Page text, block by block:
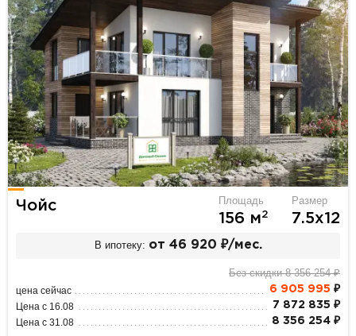
Чойс Площадь
156 м2
Размер
7.5х12
В ипотеку: от 46 920 ₽/мес.
Без скидки 8 356 254 ₽
цена сейчас 6 905 995 ₽
Цена с 16.08 7 872 835 ₽
Цена с 31.08 8 356 254 ₽